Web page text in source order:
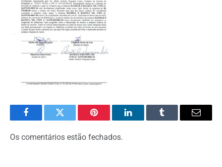
FacebookTwitter Pinterest O
Tumblr
E-
Os comentários estão fechados.